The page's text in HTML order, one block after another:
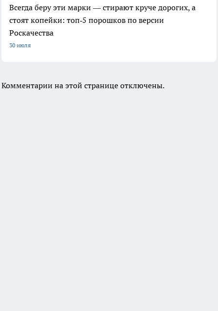
Всегда беру эти марки — стирают круче дорогих, а
стоят копейки: топ‑5 порошков по версии
Роскачества
30 июля
Комментарии на этой странице отключены.